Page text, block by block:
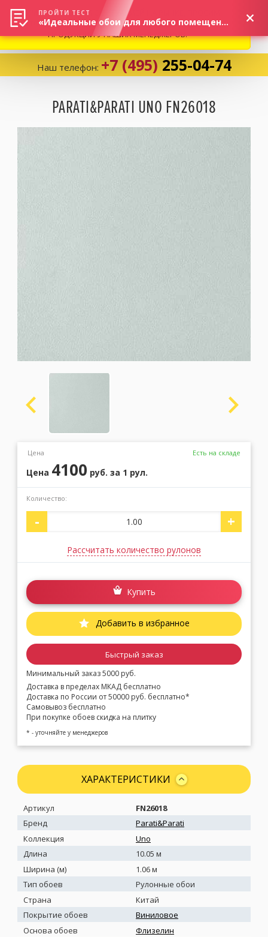
Корзина:0
Избранное:
Личный кабинет
(сменить город)
Заказать обратный звонок
Наш телефон: +7 (495) 255-04-74
PARATI&PARATI UNO FN26018
Цена Есть на складе
Цена 4100 руб. за 1 рул.
Количество:
- +
Рассчитать количество рулонов
Купить
Добавить в избранное
Быстрый заказ
Минимальный заказ 5000 руб.
Доставка в пределах МКАД бесплатно
Доставка по России от 50000 руб. бесплатно*
Самовывоз бесплатно
При покупке обоев скидка на плитку
* - уточняйте у менеджеров
ХАРАКТЕРИСТИКИ
Артикул
FN26018
Бренд
Parati&Parati
Коллекция
Uno
Длина
10.05 м
Ширина (м)
1.06 м
Тип обоев
Рулонные обои
Страна
Китай
Покрытие обоев
Виниловое
Основа обоев
Флизелин
ВНИМАНИЕ! В СВЯЗИ С СИТУАЦИЕЙ НА РЫНКЕ, ПРОСИМ
УТОЧНЯТЬ АКТУАЛЬНУЮ СТОИМОСТЬ И НАЛИЧИЕ
ПРОДУКЦИИ У НАШИХ МЕНЕДЖЕРОВ.
ПРОЙТИ ТЕСТ
«Идеальные обои для любого помещения!»